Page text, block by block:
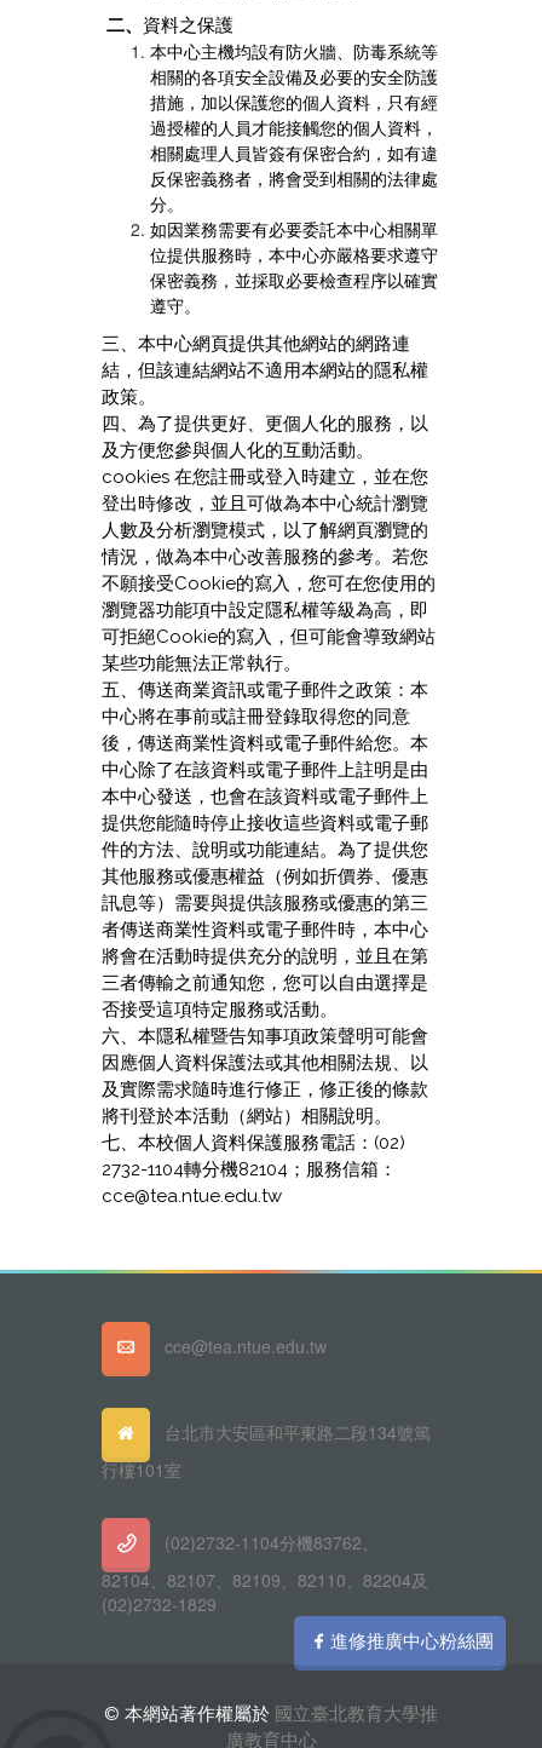
二、 資料之保護
本中心主機均設有防火牆、防毒系統等
相關的各項安全設備及必要的安全防護
措施，加以保護您的個人資料，只有經
過授權的人員才能接觸您的個人資料，
相關處理人員皆簽有保密合約，如有違
反保密義務者，將會受到相關的法律處
分。
如因業務需要有必要委託本中心相關單
位提供服務時，本中心亦嚴格要求遵守
保密義務，並採取必要檢查程序以確實
遵守。
三、本中心網頁提供其他網站的網路連
結，但該連結網站不適用本網站的隱私權
政策。
四、為了提供更好、更個人化的服務，以
及方便您參與個人化的互動活動。
cookies 在您註冊或登入時建立，並在您
登出時修改，並且可做為本中心統計瀏覽
人數及分析瀏覽模式，以了解網頁瀏覽的
情況，做為本中心改善服務的參考。若您
不願接受Cookie的寫入，您可在您使用的
瀏覽器功能項中設定隱私權等級為高，即
可拒絕Cookie的寫入，但可能會導致網站
某些功能無法正常執行。
五、傳送商業資訊或電子郵件之政策：本
中心將在事前或註冊登錄取得您的同意
後，傳送商業性資料或電子郵件給您。本
中心除了在該資料或電子郵件上註明是由
本中心發送，也會在該資料或電子郵件上
提供您能隨時停止接收這些資料或電子郵
件的方法、說明或功能連結。為了提供您
其他服務或優惠權益（例如折價券、優惠
訊息等）需要與提供該服務或優惠的第三
者傳送商業性資料或電子郵件時，本中心
將會在活動時提供充分的說明，並且在第
三者傳輸之前通知您，您可以自由選擇是
否接受這項特定服務或活動。
六、本隱私權暨告知事項政策聲明可能會
因應個人資料保護法或其他相關法規、以
及實際需求隨時進行修正，修正後的條款
將刊登於本活動（網站）相關說明。
七、本校個人資料保護服務電話：(02)
2732-1104轉分機82104；服務信箱：
cce@tea.ntue.edu.tw
cce@tea.ntue.edu.tw
台北市大安區和平東路二段134號篤
行樓101室
(02)2732-1104分機83762、
82104、82107、82109、82110、82204及
(02)2732-1829
進修推廣中心粉絲團
© 本網站著作權屬於 國立臺北教育大學推
廣教育中心